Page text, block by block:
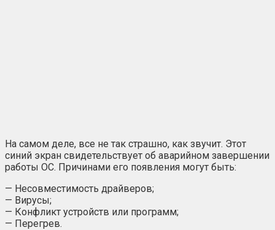
На самом деле, все не так страшно, как звучит. Этот
синий экран свидетельствует об аварийном завершении
работы ОС. Причинами его появления могут быть:
— Несовместимость драйверов;
— Вирусы;
— Конфликт устройств или программ;
— Перегрев.